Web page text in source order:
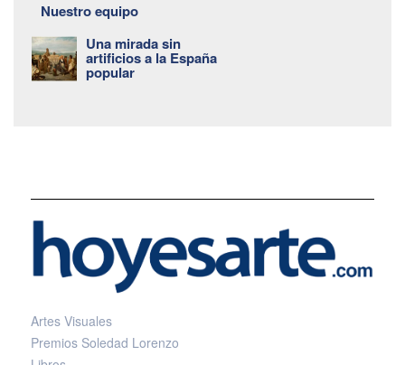
Nuestro equipo
Una mirada sin
artificios a la España
popular
Artes Visuales
Premios Soledad Lorenzo